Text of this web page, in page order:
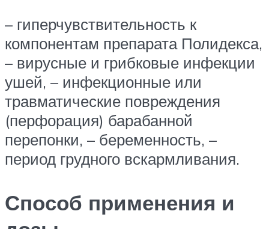
– гиперчувствительность к
компонентам препарата Полидекса,
– вирусные и грибковые инфекции
ушей, – инфекционные или
травматические повреждения
(перфорация) барабанной
перепонки, – беременность, –
период грудного вскармливания.
Способ применения и